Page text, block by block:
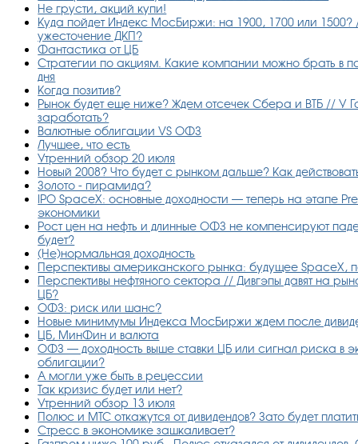
Не грусти, акций купи!
Куда пойдет Индекс МосБиржи: на 1900, 1700 или
ужесточение ДКП?
Фантастика от ЦБ
Стратегии по акциям. Какие компании можно брать в
дня
Когда позитив?
Рынок будет еще ниже? Ждем отсечек Сбера и ВТБ // У
заработать?
Валютные облигации VS ОФЗ
Лучшее, что есть
Утренний обзор 20 июля
Новый 2008? Что будет с рынком дальше? Как
Золото - пирамида?
IPO SpaceX: основные доходности — теперь на этапе
экономики
Рост цен на нефть и длинные ОФЗ не компенсируют
будет?
(Не)нормальная доходность
Перспективы американского рынка: будущее SpaceX,
Перспективы нефтяного сектора // Дивгэпы давят на
ЦБ?
ОФЗ: риск или шанс?
Новые минимумы Индекса МосБиржи ждем после
ЦБ, МинФин и валюта
ОФЗ — доходность выше ставки ЦБ или сигнал риска в
облигации?
А могли уже быть в рецессии
Так кризис будет или нет?
Утренний обзор 13 июля
Полюс и МТС откажутся от дивидендов? Зато будет
Стресс в экономике зашкаливает?